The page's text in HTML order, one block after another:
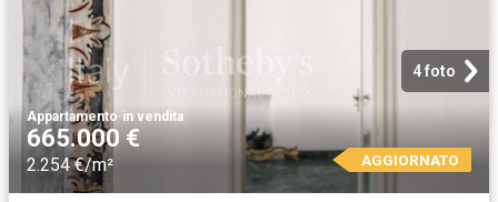
4 foto
Appartamento·in vendita
665.000 €
2.254 €/m² AGGIORNATO